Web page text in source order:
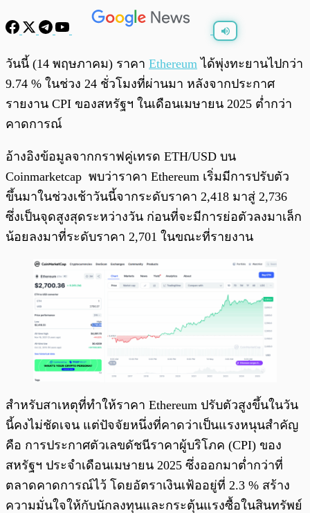
0:00
วันนี้ (14 พฤษภาคม) ราคา Ethereum ได้พุ่งทะยานไปกว่า
9.74 % ในช่วง 24 ชั่วโมงที่ผ่านมา หลังจากประกาศ
รายงาน CPI ของสหรัฐฯ ในเดือนเมษายน 2025 ต่ำกว่า
คาดการณ์
อ้างอิงข้อมูลจากกราฟคู่เทรด ETH/USD บน
Coinmarketcap พบว่าราคา Ethereum เริ่มมีการปรับตัว
ขึ้นมาในช่วงเช้าวันนี้จากระดับราคา 2,418 มาสู่ 2,736
ซึ่งเป็นจุดสูงสุดระหว่างวัน ก่อนที่จะมีการย่อตัวลงมาเล็ก
น้อยลงมาที่ระดับราคา 2,701 ในขณะที่รายงาน
สำหรับสาเหตุที่ทำให้ราคา Ethereum ปรับตัวสูงขึ้นในวัน
นี้คงไม่ชัดเจน แต่ปัจจัยหนึ่งที่คาดว่าเป็นแรงหนุนสำคัญ
คือ การประกาศตัวเลขดัชนีราคาผู้บริโภค (CPI) ของ
สหรัฐฯ ประจำเดือนเมษายน 2025 ซึ่งออกมาต่ำกว่าที่
ตลาดคาดการณ์ไว้ โดยอัตราเงินเฟ้ออยู่ที่ 2.3 % สร้าง
ความมั่นใจให้กับนักลงทุนและกระตุ้นแรงซื้อในสินทรัพย์